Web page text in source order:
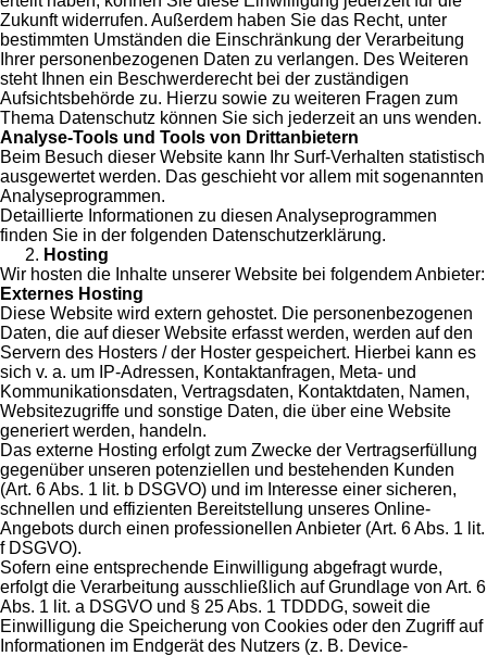
Zukunft widerrufen. Außerdem haben Sie das Recht, unter
bestimmten Umständen die Einschränkung der Verarbeitung
Ihrer personenbezogenen Daten zu verlangen. Des Weiteren
steht Ihnen ein Beschwerderecht bei der zuständigen
Aufsichtsbehörde zu. Hierzu sowie zu weiteren Fragen zum
Thema Datenschutz können Sie sich jederzeit an uns wenden.
Analyse-Tools und Tools von Drittanbietern
Beim Besuch dieser Website kann Ihr Surf-Verhalten statistisch
ausgewertet werden. Das geschieht vor allem mit sogenannten
Analyseprogrammen.
Detaillierte Informationen zu diesen Analyseprogrammen
finden Sie in der folgenden Datenschutzerklärung.
Hosting
Wir hosten die Inhalte unserer Website bei folgendem Anbieter:
Externes Hosting
Diese Website wird extern gehostet. Die personenbezogenen
Daten, die auf dieser Website erfasst werden, werden auf den
Servern des Hosters / der Hoster gespeichert. Hierbei kann es
sich v. a. um IP-Adressen, Kontaktanfragen, Meta- und
Kommunikationsdaten, Vertragsdaten, Kontaktdaten, Namen,
Websitezugriffe und sonstige Daten, die über eine Website
generiert werden, handeln.
Das externe Hosting erfolgt zum Zwecke der Vertragserfüllung
gegenüber unseren potenziellen und bestehenden Kunden
(Art. 6 Abs. 1 lit. b DSGVO) und im Interesse einer sicheren,
schnellen und effizienten Bereitstellung unseres Online-
Angebots durch einen professionellen Anbieter (Art. 6 Abs. 1 lit.
f DSGVO).
Sofern eine entsprechende Einwilligung abgefragt wurde,
erfolgt die Verarbeitung ausschließlich auf Grundlage von Art. 6
Abs. 1 lit. a DSGVO und § 25 Abs. 1 TDDDG, soweit die
Einwilligung die Speicherung von Cookies oder den Zugriff auf
Informationen im Endgerät des Nutzers (z. B. Device-